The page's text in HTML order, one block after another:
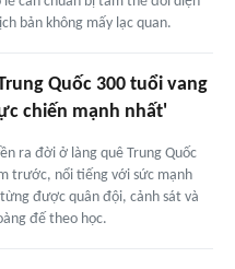
bản không mấy lạc quan.
Quốc 300 tuổi vang
chiến mạnh nhất'
ra đời ở làng quê Trung Quốc
trước, nổi tiếng với sức mạnh
được quân đội, cảnh sát và
đế theo học.